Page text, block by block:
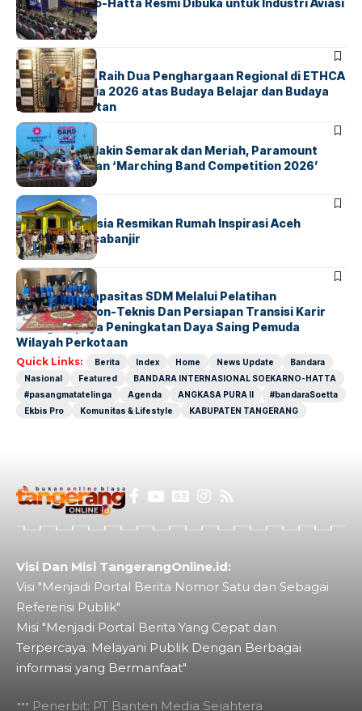
IALC Soekarno-Hatta Resmi Dibuka untuk Industri Aviasi
Dunia
BERITA
ParagonCorp Raih Dua Penghargaan Regional di ETHCA
Southeast Asia 2026 atas Budaya Belajar dan Budaya
Kebermanfaatan
BERITA INDEX
Akhir Pekan Makin Semarak dan Meriah, Paramount
Petals Hadirkan ‘Marching Band Competition 2026’
BERITAHOME
AirNav Indonesia Resmikan Rumah Inspirasi Aceh
Tamiang Pascabanjir
BERITAINDEX
Penguatan Kapasitas SDM Melalui Pelatihan
Kompetensi Non-Teknis Dan Persiapan Transisi Karir
Sebagai Upaya Peningkatan Daya Saing Pemuda
Wilayah Perkotaan
Quick Links: Berita Index Home News Update
Bandara
Nasional
Featured
BANDARA INTERNASIONAL SOEKARNO-HATTA
#pasangmatatelinga
Agenda ANGKASA PURA II
#bandaraSoetta
Ekbis Pro
Komunitas & Lifestyle KABUPATEN TANGERANG
Visi Dan Misi TangerangOnline.id:
Visi "Menjadi Portal Berita Nomor Satu dan Sebagai
Referensi Publik"
Misi "Menjadi Portal Berita Yang Cepat dan
Terpercaya. Melayani Publik Dengan Berbagai
informasi yang Bermanfaat"
Penerbit: PT Banten Media Sejahtera